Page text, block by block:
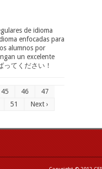
de idioma
enfocadas para
alumnos por
un excelente
てください！
45 46
47
51 Next ›